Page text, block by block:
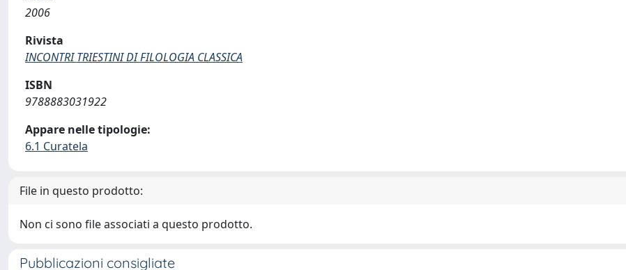
2006
Rivista
INCONTRI TRIESTINI DI FILOLOGIA CLASSICA
ISBN
9788883031922
Appare nelle tipologie:
6.1 Curatela
File in questo prodotto:
Non ci sono file associati a questo prodotto.
Pubblicazioni consigliate